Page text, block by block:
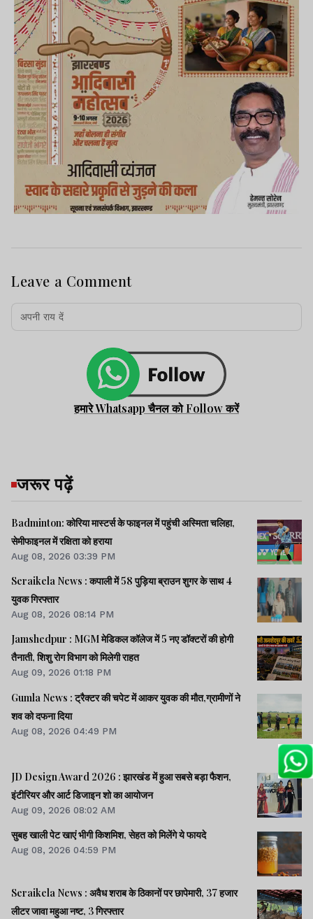
Leave a Comment
हमारे Whatsapp चैनल को Follow करें
जरूर पढ़ें
Badminton: कोरिया मास्टर्स के फाइनल में पहुंची अस्मिता चलिहा,
सेमीफाइनल में रक्षिता को हराया
Aug 08, 2026 03:39 PM
Seraikela News : कपाली में 58 पुड़िया ब्राउन शुगर के साथ 4
युवक गिरफ्तार
Aug 08, 2026 08:14 PM
Jamshedpur : MGM मेडिकल कॉलेज में 5 नए डॉक्टरों की होगी
तैनाती, शिशु रोग विभाग को मिलेगी राहत
Aug 09, 2026 01:18 PM
Gumla News : ट्रैक्टर की चपेट में आकर युवक की मौत,ग्रामीणों ने
शव को दफना दिया
Aug 08, 2026 04:49 PM
JD Design Award 2026 : झारखंड में हुआ सबसे बड़ा फैशन,
इंटीरियर और आर्ट डिजाइन शो का आयोजन
Aug 09, 2026 08:02 AM
सुबह खाली पेट खाएं भीगी किशमिश, सेहत को मिलेंगे ये फायदे
Aug 08, 2026 04:59 PM
Seraikela News : अवैध शराब के ठिकानों पर छापेमारी, 37 हजार
लीटर जावा महुआ नष्ट, 3 गिरफ्तार